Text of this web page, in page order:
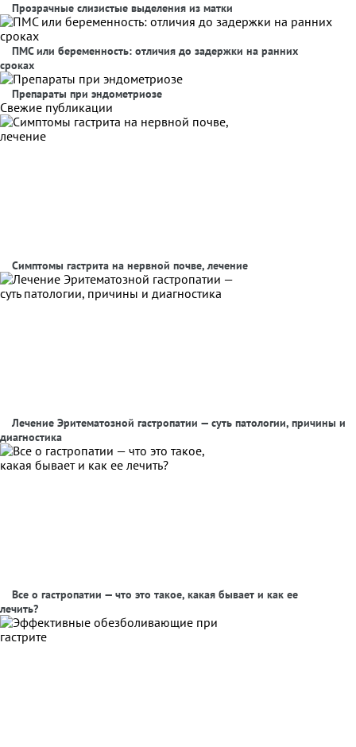
Прозрачные слизистые выделения из матки
ПМС или беременность: отличия до задержки на ранних
сроках
Препараты при эндометриозе
Свежие публикации
Симптомы гастрита на нервной почве, лечение
Лечение Эритематозной гастропатии — суть патологии, причины и
диагностика
Все о гастропатии — что это такое, какая бывает и как ее
лечить?